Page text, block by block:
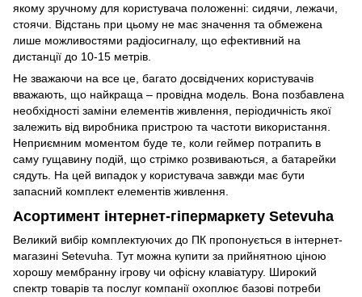
якому зручному для користувача положенні: сидячи, лежачи,
стоячи. Відстань при цьому не має значення та обмежена
лише можливостями радіосигналу, що ефективний на
дистанції до 10-15 метрів.
Не зважаючи на все це, багато досвідчених користувачів
вважають, що найкраща – провідна модель. Вона позбавлена
необхідності заміни елементів живлення, періодичність якої
залежить від виробника пристрою та частоти використання.
Неприємним моментом буде те, коли геймер потрапить в
саму гущавину подій, що стрімко розвиваються, а батарейки
сядуть. На цей випадок у користувача завжди має бути
запасний комплект елементів живлення.
Асортимент інтернет-гіпермаркету Setevuha
Великий вибір комплектуючих до ПК пропонується в інтернет-
магазині Setevuha. Тут можна купити за прийнятною ціною
хорошу мембранну ігрову чи офісну клавіатуру. Широкий
спектр товарів та послуг компанії охоплює базові потреби